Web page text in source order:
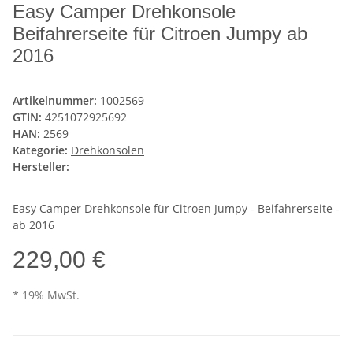
Easy Camper Drehkonsole
Beifahrerseite für Citroen Jumpy ab
2016
Artikelnummer: 1002569
GTIN: 4251072925692
HAN: 2569
Kategorie: Drehkonsolen
Hersteller:
Easy Camper Drehkonsole für Citroen Jumpy - Beifahrerseite -
ab 2016
229,00 €
* 19% MwSt.